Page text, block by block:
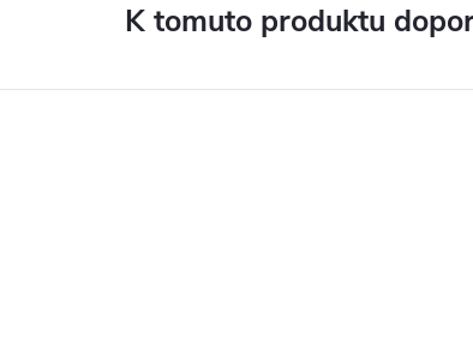
K tomuto produktu